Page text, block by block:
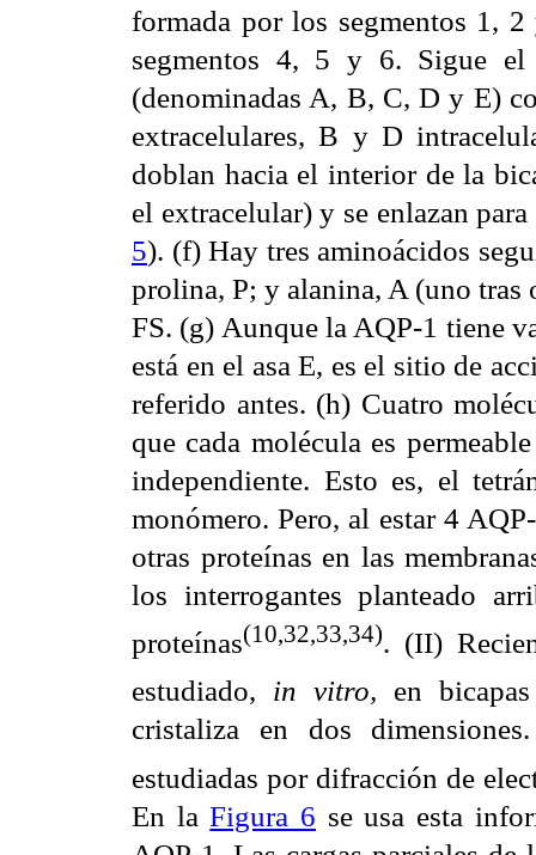
formada por los segmentos 1,
segmentos 4, 5 y 6. Sigue el
(denominadas A, B, C, D y E)
extracelulares, B y D
doblan hacia el interior de la
el extracelular) y se enlazan
5). (f) Hay tres aminoácidos
prolina, P; y alanina, A (uno tras
FS. (g) Aunque la AQP-1 tiene
está en el asa E, es el sitio de
referido antes. (h) Cuatro
que cada molécula es
independiente. Esto es, el
monómero. Pero, al estar 4
otras proteínas en las
los interrogantes planteado
proteínas(10,32,33,34). (II)
estudiado, in vitro, en
cristaliza en dos
estudiadas por difracción de
En laFigura 6 se usa esta